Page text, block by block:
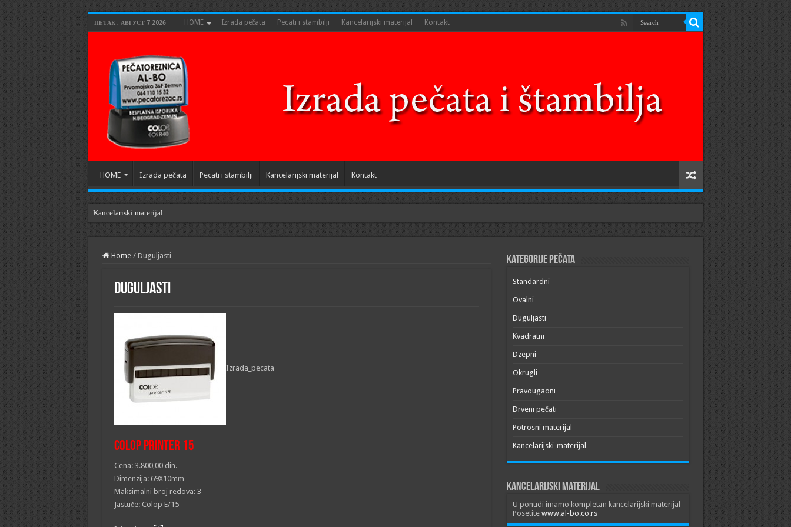
ПЕТАК , АВГУСТ 7 2026 HOME Izrada pečata Pecati i stambilji Kancelarijski materijal Kontakt
HOME Izrada pečata Pecati i stambilji Kancelarijski materijal Kontakt
Kancelariski materijal
Home / Duguljasti
Duguljasti
Izrada_pecata
Colop printer 15
Cena: 3.800,00 din.
Dimenzija: 69X10mm
Maksimalni broj redova: 3
Jastuče: Colop E/15
Kategorije pečata
Standardni
Ovalni
Duguljasti
Kvadratni
Dzepni
Okrugli
Pravougaoni
Drveni pečati
Potrosni materijal
Kancelarijski_materijal
Kancelarijski materijal
U ponudi imamo kompletan kancelarijski materijal
Posetite www.al-bo.co.rs